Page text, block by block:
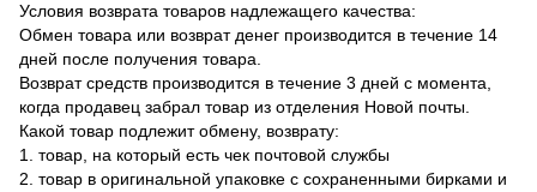
Условия возврата товаров надлежащего качества:
Обмен товара или возврат денег производится в течение 14
дней после получения товара.
Возврат средств производится в течение 3 дней с момента,
когда продавец забрал товар из отделения Новой почты.
Какой товар подлежит обмену, возврату:
1. товар, на который есть чек почтовой службы
2. товар в оригинальной упаковке с сохраненными бирками и